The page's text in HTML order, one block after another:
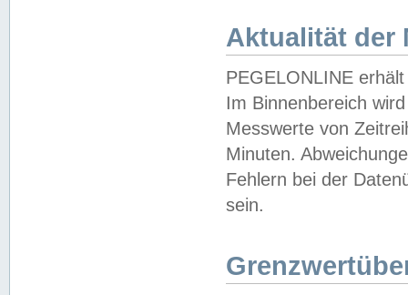
Aktualität der
PEGELONLINE
Im Binnenbereich
Messwerte von
Minuten.
Fehlern bei der
sein.